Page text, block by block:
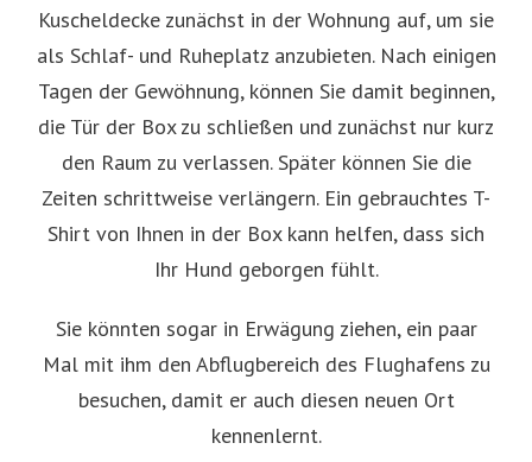
Kuscheldecke zunächst in der Wohnung auf, um sie
als Schlaf- und Ruheplatz anzubieten. Nach einigen
Tagen der Gewöhnung, können Sie damit beginnen,
die Tür der Box zu schließen und zunächst nur kurz
den Raum zu verlassen. Später können Sie die
Zeiten schrittweise verlängern. Ein gebrauchtes T-
Shirt von Ihnen in der Box kann helfen, dass sich
Ihr Hund geborgen fühlt.
Sie könnten sogar in Erwägung ziehen, ein paar
Mal mit ihm den Abflugbereich des Flughafens zu
besuchen, damit er auch diesen neuen Ort
kennenlernt.